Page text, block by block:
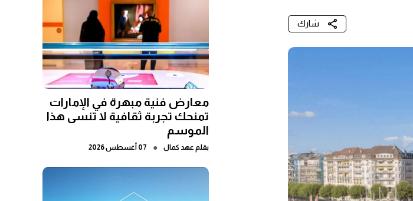
شارك
معارض فنية مبهرة في الإمارات
تمنحك تجربة ثقافية لا تنسى هذا
الموسم
بقلم عهد كمال ● 07 أغسطس 2026